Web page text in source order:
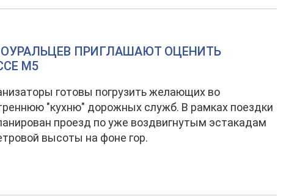
ПРИГЛАШАЮТ ОЦЕНИТЬ
М5
готовы погрузить желающих во
"кухню" дорожных служб. В рамках поездки
проезд по уже воздвигнутым эстакадам
высоты на фоне гор.